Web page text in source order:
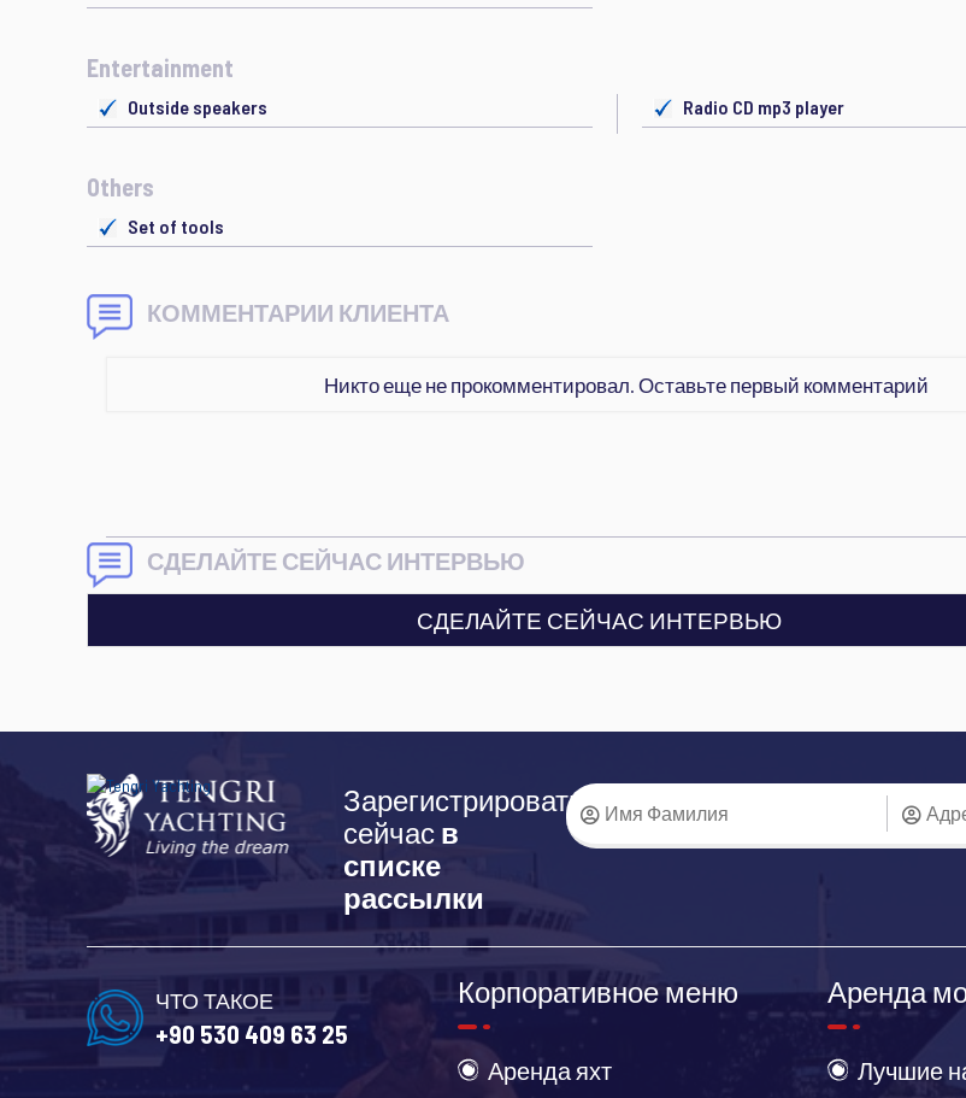
Entertainment
Outside speakers Radio CD mp3 player
Others
Set of tools
КОММЕНТАРИИ КЛИЕНТА
Никто еще не прокомментировал. Оставьте первый комментарий
СДЕЛАЙТЕ СЕЙЧАС ИНТЕРВЬЮ
СДЕЛАЙТЕ СЕЙЧАС ИНТЕРВЬЮ
Зарегистрироваться
сейчас в
списке
рассылки
ЧТО ТАКОЕ
+90 530 409 63 25
Корпоративное меню
Аренда яхт
Аренда
Лучшие